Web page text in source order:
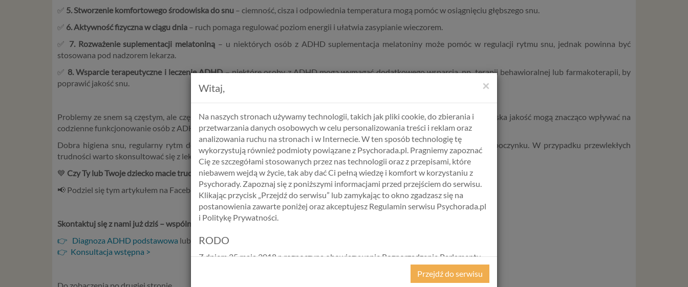
✅ 5. Stworzenie komfortowego środowiska do snu – ciemność, cisza i odpowiednia temperatura mogą pomóc w osiągnięciu głębszego snu.
✅ 6. Aktywność fizyczna w ciągu dnia – ruch pomaga regulować poziom energii i ułatwia zasypianie wieczorem.
✅ 7. Rozważenie suplementacji melatoniną – u niektórych osób z ADHD suplementacja melatoniny może pomóc w regulacji rytmu snu, jednak powinna być
stosowana pod nadzorem lekarza.
✅ 8. Wsparcie terapeutyczne i leczenie ADHD– niektóre osoby z ADHD mogą wymagać dodatkowego wsparcia, np. terapii behawioralnej lub farmakoterapii, by
poprawić jakość snu.
Problemy ze snem są częstym, ale często ignorowanym aspektem ADHD. Trudności z zasypianiem, niespokojny sen i jego niska jakość mogą znacząco wpływać na
codzienne funkcjonowanie osób z ADHD, nasilając ich objawy.
Dobra higiena snu, regularny rytm dobowy oraz unikanie czynników pobudzających mogą znacząco poprawić jakość wypoczynku. W przypadku przewlekłych
trudności warto skonsultować się z lekarzem lub psychologiem, aby dobrać najlepsze strategie i ewentualne leczenie.
💙 Czy Ty lub Twoje dziecko macie trudności ze snem w ADHD? Jakie metody pomagają Wam zasnąć?
📢 Podziel się tym artykułem na Facebook i Instagram, aby zwiększyć świadomość! 💙
Skontaktuj się z nami już dziś – wspólnie stworzymy przestrzeń, w której każdy może czuć się bezpiecznie.
👉 Diagnoza ADHD podstawowa lub diagnozarozszerzona o test osobowości MMPI >
👉 Konsultacja wstępna >
×
Witaj,
Na naszych stronach używamy technologii, takich jak pliki cookie, do zbierania i
przetwarzania danych osobowych w celu personalizowania treści i reklam oraz
analizowania ruchu na stronach i w Internecie. W ten sposób technologię tę
wykorzystują również podmioty powiązane z Psychorada.pl. Pragniemy zapoznać
Cię ze szczegółami stosowanych przez nas technologii oraz z przepisami, które
niebawem wejdą w życie, tak aby dać Ci pełną wiedzę i komfort w korzystaniu z
Psychorady. Zapoznaj się z poniższymi informacjami przed przejściem do serwisu.
Klikając przycisk „Przejdź do serwisu” lub zamykając to okno zgadzasz się na
postanowienia zawarte poniżej oraz akceptujesz Regulamin serwisu Psychorada.pl
i Politykę Prywatności.
RODO
Z dniem 25 maja 2018 r. rozpoczyna obowiązywanie Rozporządzenie Parlamentu
Europejskiego i Rady (UE) 2016/679 z dnia 27 kwietnia 2016 r. w sprawie ochrony
osób fizycznych w związku z przetwarzaniem danych osobowych i w sprawie
Przejdź do serwisu